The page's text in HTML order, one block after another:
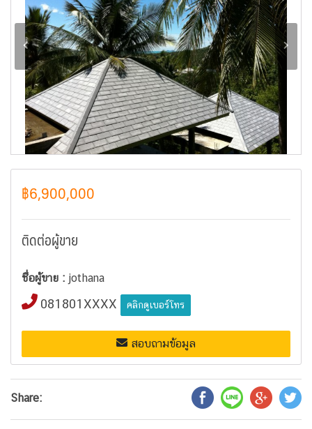
฿6,900,000
ติดต่อผู้ขาย
ชื่อผู้ขาย : jothana
081801XXXX คลิกดูเบอร์โทร
สอบถามข้อมูล
Share: